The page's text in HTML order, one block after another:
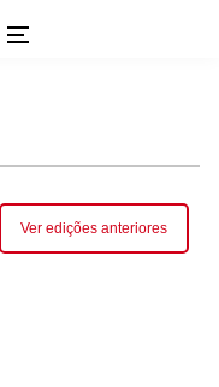
Ver edições anteriores